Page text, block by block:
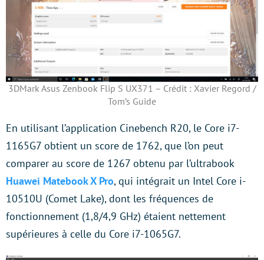
3DMark Asus Zenbook Flip S UX371 – Crédit : Xavier Regord /
Tom’s Guide
En utilisant l’application Cinebench R20, le Core i7-
1165G7 obtient un score de 1762, que l’on peut
comparer au score de 1267 obtenu par l’ultrabook
Huawei Matebook X Pro, qui intégrait un Intel Core i-
10510U (Comet Lake), dont les fréquences de
fonctionnement (1,8/4,9 GHz) étaient nettement
supérieures à celle du Core i7-1065G7.